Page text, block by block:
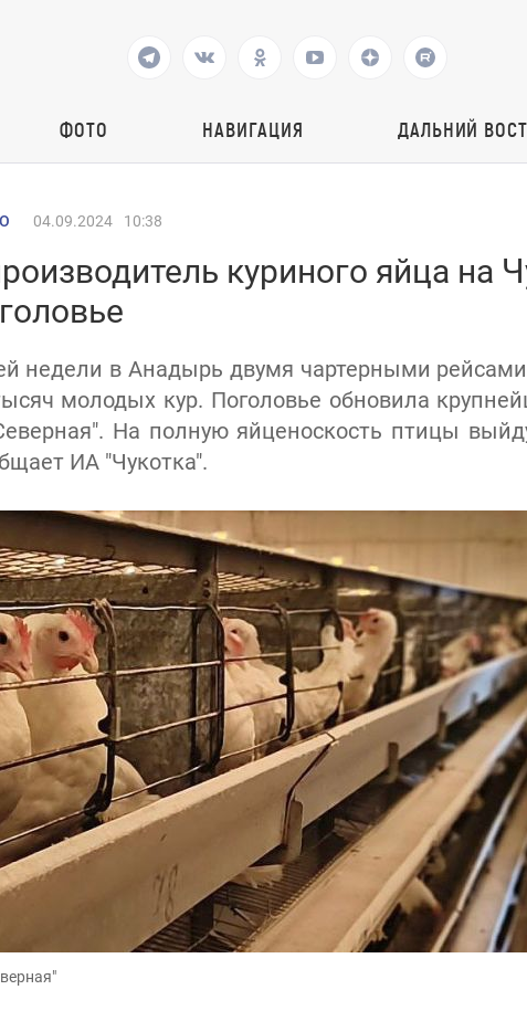
ФОТО НАВИГАЦИЯ ДАЛЬНИЙ
04.09.2024 10:38
куриного яйца на
недели в Анадырь двумя чартерными рейсами
молодых кур. Поголовье обновила
На полную яйценоскость птицы
ИА "Чукотка".